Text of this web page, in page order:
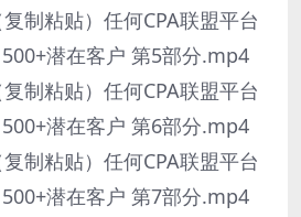
粘贴）任何CPA联盟平台
潜在客户 第5部分.mp4
粘贴）任何CPA联盟平台
潜在客户 第6部分.mp4
粘贴）任何CPA联盟平台
潜在客户 第7部分.mp4